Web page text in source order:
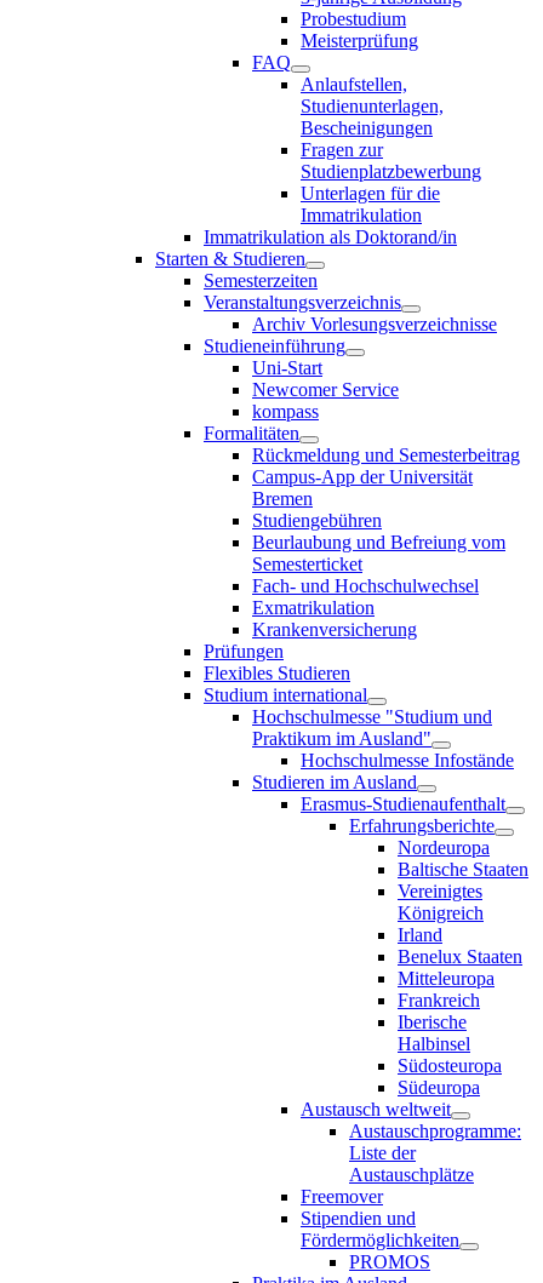
Probestudium
Meisterprüfung
FAQ
Anlaufstellen,
Studienunterlagen,
Bescheinigungen
Fragen zur
Studienplatzbewerbung
Unterlagen für die
Immatrikulation
Immatrikulation als Doktorand/in
Starten & Studieren
Semesterzeiten
Veranstaltungsverzeichnis
Archiv Vorlesungsverzeichnisse
Studieneinführung
Uni-Start
Newcomer Service
kompass
Formalitäten
Rückmeldung und Semesterbeitrag
Campus-App der Universität
Bremen
Studiengebühren
Beurlaubung und Befreiung vom
Semesterticket
Fach- und Hochschulwechsel
Exmatrikulation
Krankenversicherung
Prüfungen
Flexibles Studieren
Studium international
Hochschulmesse "Studium und
Praktikum im Ausland"
Hochschulmesse Infostände
Studieren im Ausland
Erasmus-Studienaufenthalt
Erfahrungsberichte
Nordeuropa
Baltische Staaten
Vereinigtes
Königreich
Irland
Benelux Staaten
Mitteleuropa
Frankreich
Iberische
Halbinsel
Südosteuropa
Südeuropa
Austausch weltweit
Austauschprogramme:
Liste der
Austauschplätze
Freemover
Stipendien und
Fördermöglichkeiten
PROMOS